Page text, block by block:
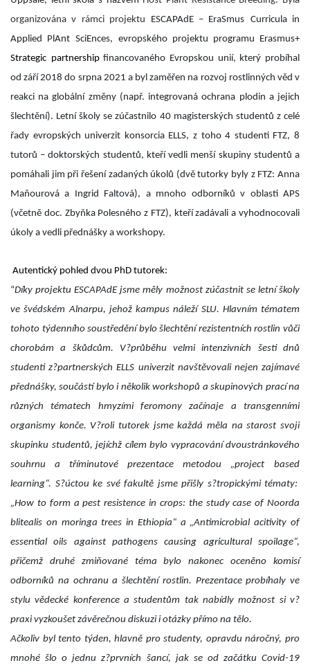
organizována v rámci projektu ESCAPAdE – EraSmus Curriculain
Applied PlAnt SciEnces, evropského projektu programu Erasmus+
Strategic partnershipfinancovaného Evropskou unií, který probíhal
od září 2018 do srpna 2021 a byl zaměřen na rozvoj rostlinných věd v
reakci na globální změny (např. integrovaná ochrana plodin a jejich
šlechtění). Letní školy se zúčastnilo 40 magisterských studentů z celé
řady evropských univerzit konsorcia ELLS, z toho 4 studenti FTZ, 8
tutorů – doktorských studentů, kteří vedli menší skupiny studentů a
pomáhali jim při řešení zadaných úkolů (dvě tutorky byly z FTZ: Anna
Maňourová a Ingrid Faltová), a mnoho odborníků v oblasti APS
(včetně doc. Zbyňka Polesného z FTZ), kteří zadávali a vyhodnocovali
úkoly a vedli přednášky a workshopy.
Autentický pohled dvou PhD tutorek:
“Díky projektuESCAPAdEjsme měly možnost zúčastnit se letní školy
ve švédskémAlnarpu, jehož kampus náleží SLU. Hlavním tématem
tohoto týdenního soustředění bylo šlechtění rezistentních rostlin vůči
chorobám a škůdcům. V?průběhu velmi intenzivních šesti dnů
studenti z?partnerských ELLS univerzit navštěvovali nejen zajímavé
přednášky, součástí bylo i několik workshopů a skupinových prací na
různých tématech hmyzími feromony začínaje a transgenními
organismy konče. V?roli tutorek jsme každá měla na starost svoji
skupinku studentů, jejíchž cílem bylo vypracování dvoustránkového
souhrnu a tříminutové prezentace metodou „project
based
learning“. S?úctou ke své fakultě jsme přišly s?tropickými tématy:
„How to form a pestresistencein crops: the study caseof Noorda
blitealis on moringa treesin Ethiopia “ a „Antimicrobial acitivity of
essential oils against pathogens causing agricultural spoilage“,
přičemž druhé zmiňované téma bylo nakonec oceněno komisí
odborníků na ochranu a šlechtění rostlin. Prezentace probíhaly ve
stylu vědecké konference a studentům tak nabídly možnost si v?
praxi vyzkoušet závěrečnou diskuzi i otázky přímo na tělo.
Ačkoliv byl tento týden, hlavně pro studenty, opravdu náročný, pro
mnohé šlo o jednu z?prvních šancí, jak se od začátku Covid-19